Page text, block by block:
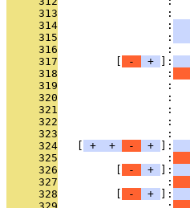
     313
:
     314
                 :
     315
                 :
     316
:
     317
- + ]:
     318
                 :
     319
:
     320
:
     321
:
     322
:
     323
:
     324
+ + - + ]:
     325
                 :
     326
- + ]:
     327
                 :
     328
- + ]: